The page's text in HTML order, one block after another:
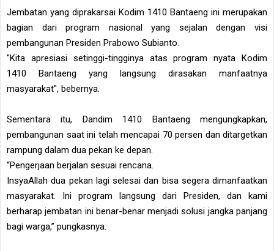
Jembatan yang diprakarsai Kodim 1410 Bantaeng ini merupakan
bagian dari program nasional yang sejalan dengan visi
pembangunan Presiden Prabowo Subianto.
"Kita apresiasi setinggi-tingginya atas program nyata Kodim
1410 Bantaeng yang langsung dirasakan manfaatnya
masyarakat", bebernya.
Sementara itu, Dandim 1410 Bantaeng mengungkapkan,
pembangunan saat ini telah mencapai 70 persen dan ditargetkan
rampung dalam dua pekan ke depan.
“Pengerjaan berjalan sesuai rencana.
InsyaAllah dua pekan lagi selesai dan bisa segera dimanfaatkan
masyarakat. Ini program langsung dari Presiden, dan kami
berharap jembatan ini benar-benar menjadi solusi jangka panjang
bagi warga,” pungkasnya.